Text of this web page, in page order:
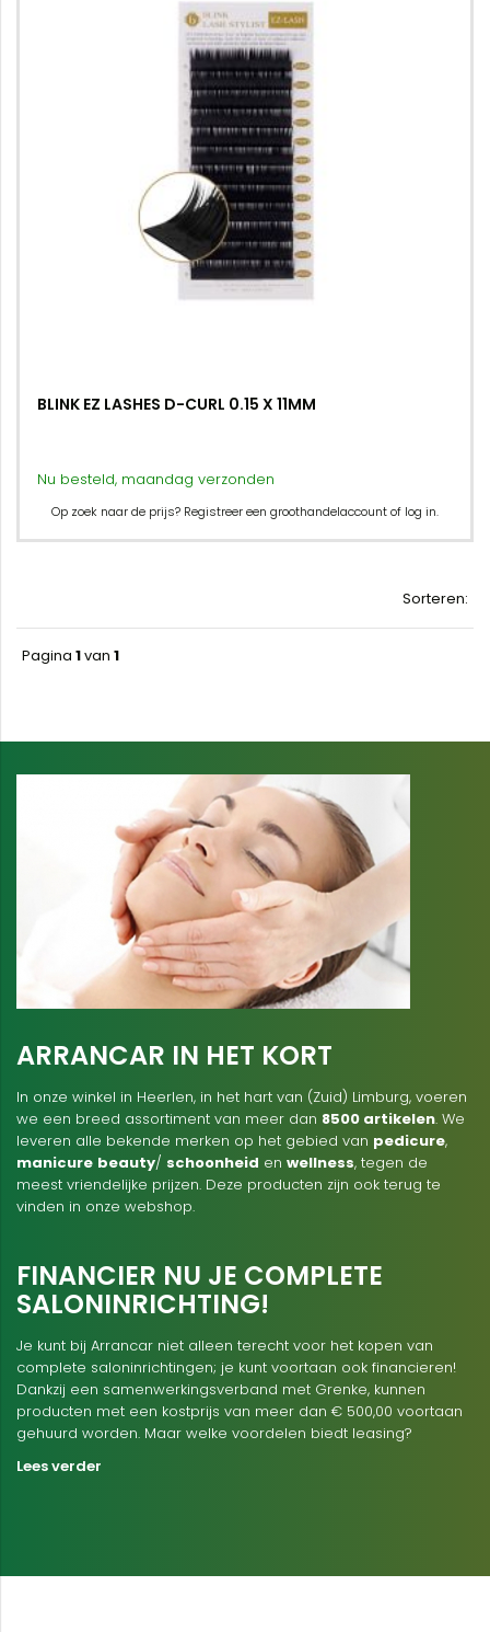
BLINK EZ LASHES D-CURL 0.15 X 11MM
Nu besteld, maandag verzonden
Op zoek naar de prijs? Registreer een groothandelaccount of log in.
Sorteren:
Pagina 1van 1
ARRANCAR IN HET KORT
In onze winkel in Heerlen, in het hart van (Zuid) Limburg, voeren
we een breed assortiment van meer dan 8500 artikelen. We
leveren alle bekende merken op het gebied van pedicure,
manicure beauty/ schoonheid en wellness, tegen de
meest vriendelijke prijzen. Deze producten zijn ook terug te
vinden in onze webshop.
FINANCIER NU JE COMPLETE
SALONINRICHTING!
Je kunt bij Arrancar niet alleen terecht voor het kopen van
complete saloninrichtingen; je kunt voortaan ook financieren!
Dankzij een samenwerkingsverband met Grenke, kunnen
producten met een kostprijs van meer dan € 500,00 voortaan
gehuurd worden. Maar welke voordelen biedt leasing?
Lees verder